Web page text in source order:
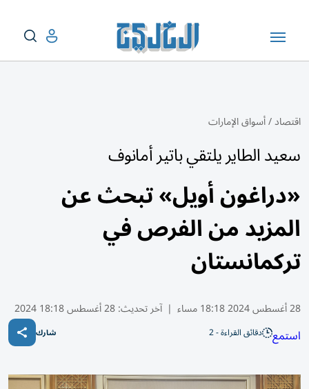
اقتصاد/أسواق الإمارات
سعيد الطاير يلتقي باتير أمانوف
«دراغون أويل» تبحث عن
المزيد من الفرص في
تركمانستان
28 أغسطس 2024 18:18 مساء | آخر تحديث:28 أغسطس 18:18 2024
استمع دقائق القراءة - 2 شارك